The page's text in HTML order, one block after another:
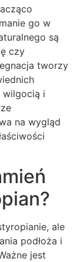
go w
są
czy
tworzy
wilgocią i
na wygląd
ale
podłoża i
jest